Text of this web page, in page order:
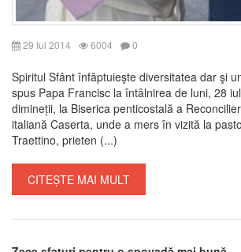
29 Iul 2014 6004 0
Spiritul Sfânt înfăptuieşte diversitatea dar şi
spus Papa Francisc la întâlnirea de luni, 28
dimineții, la Biserica penticostală a
italiană Caserta, unde a mers în vizită la
Traettino, prieten (...)
CITEȘTE MAI MULT